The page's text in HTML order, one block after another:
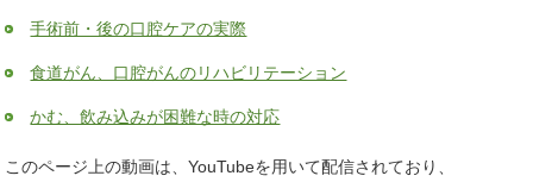
手術前・後の口腔ケアの実際
食道がん、口腔がんのリハビリテーション
かむ、飲み込みが困難な時の対応
このページ上の動画は、YouTubeを用いて配信されており、